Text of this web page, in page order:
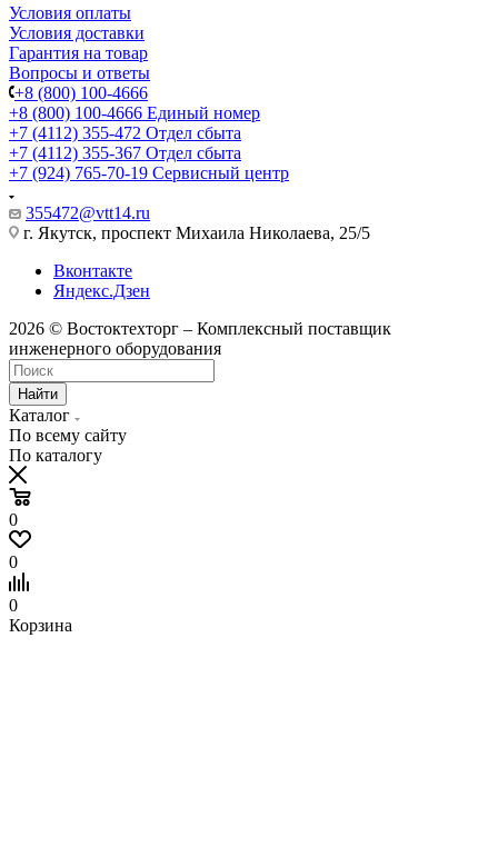
Условия оплаты
Условия доставки
Гарантия на товар
Вопросы и ответы
+8 (800) 100-4666
+8 (800) 100-4666 Единый номер
+7 (4112) 355-472 Отдел сбыта
+7 (4112) 355-367 Отдел сбыта
+7 (924) 765-70-19 Сервисный центр
355472@vtt14.ru
г. Якутск, проспект Михаила Николаева, 25/5
Вконтакте
Яндекс.Дзен
2026 © Востоктехторг – Комплексный поставщик
инженерного оборудования
Найти
Каталог
По всему сайту
По каталогу
0
0
0
Корзина